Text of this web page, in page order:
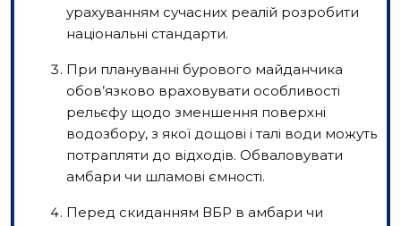
урахуванням сучасних реалій розробити
національні стандарти.
При плануванні бурового майданчика
обов’язково враховувати особливості
рельєфу щодо зменшення поверхні
водозбору, з якої дощові і талі води можуть
потрапляти до відходів. Обваловувати
амбари чи шламові ємності.
Перед скиданням ВБР в амбари чи